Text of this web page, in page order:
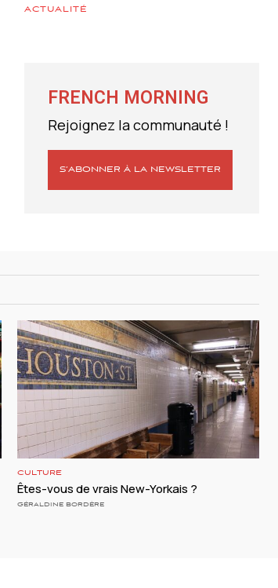
ACTUALITÉ
FRENCH MORNING
Rejoignez la communauté !
S’ABONNER À LA NEWSLETTER
CULTURE
Êtes-vous de vrais New-Yorkais ?
GÉRALDINE BORDÈRE